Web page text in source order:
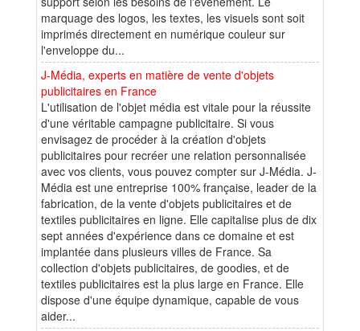
marquage des logos, les textes, les visuels sont soit
imprimés directement en numérique couleur sur
l'enveloppe du...
J-Média, experts en matière de vente d'objets
publicitaires en France
L'utilisation de l'objet média est vitale pour la réussite
d'une véritable campagne publicitaire. Si vous
envisagez de procéder à la création d'objets
publicitaires pour recréer une relation personnalisée
avec vos clients, vous pouvez compter sur J-Média. J-
Média est une entreprise 100% française, leader de la
fabrication, de la vente d'objets publicitaires et de
textiles publicitaires en ligne. Elle capitalise plus de dix
sept années d'expérience dans ce domaine et est
implantée dans plusieurs villes de France. Sa
collection d'objets publicitaires, de goodies, et de
textiles publicitaires est la plus large en France. Elle
dispose d'une équipe dynamique, capable de vous
aider...